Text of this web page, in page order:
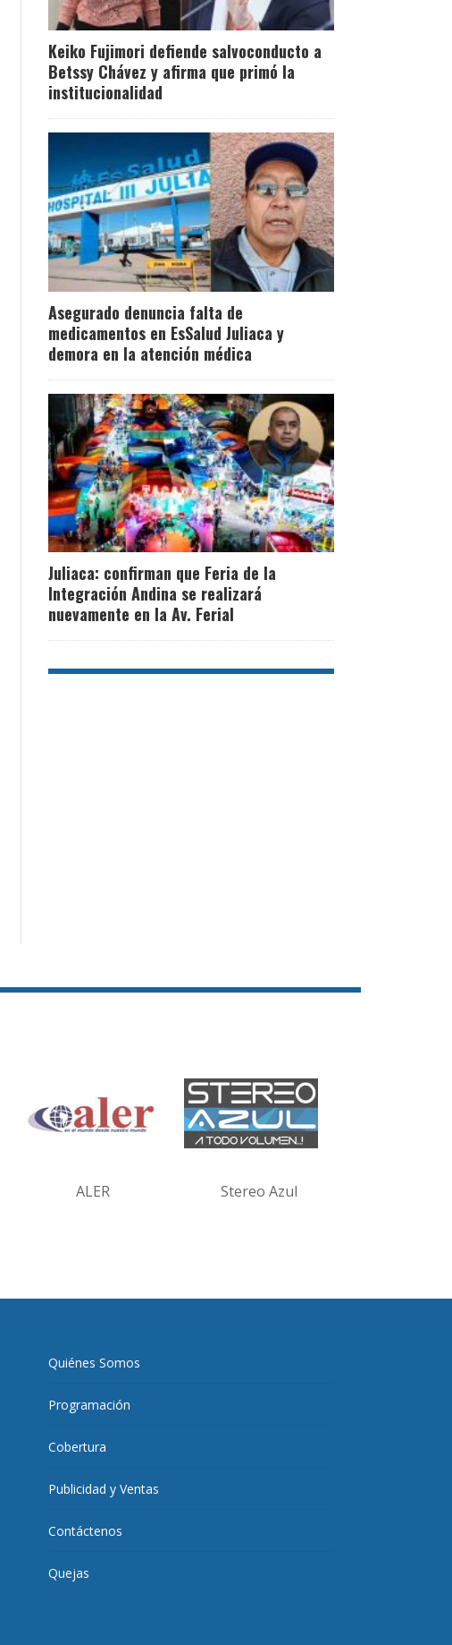
Keiko Fujimori defiende salvoconducto a
Betssy Chávez y afirma que primó la
institucionalidad
Asegurado denuncia falta de
medicamentos en EsSalud Juliaca y
demora en la atención médica
Juliaca: confirman que Feria de la
Integración Andina se realizará
nuevamente en la Av. Ferial
ALER Stereo Azul
Quiénes Somos
Programación
Cobertura
Publicidad y Ventas
Contáctenos
Quejas